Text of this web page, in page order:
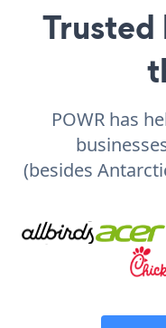
Trusted
POWR has
(besides